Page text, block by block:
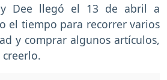
Dee llegó el 13 de abril a
el tiempo para recorrer varios
y comprar algunos artículos,